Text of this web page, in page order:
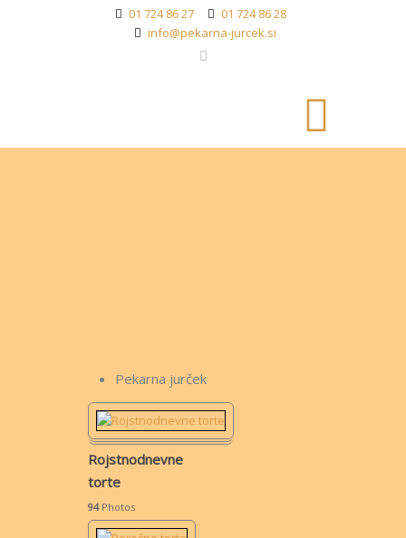
01 724 86 27
01 724 86 28
info@pekarna-jurcek.si
Pekarna jurček
Rojstnodnevne
torte
94Photos